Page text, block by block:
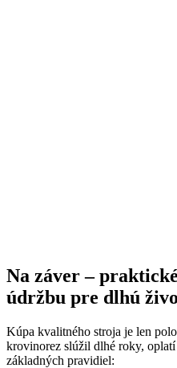
Na záver –
údržbu pre dlhú
Kúpa kvalitného stroja je len
krovinorez slúžil dlhé roky,
základných pravidiel: